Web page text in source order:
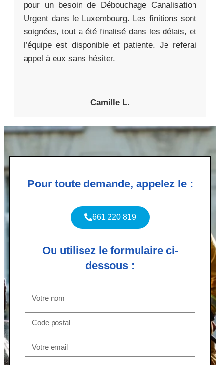
pour un besoin de Débouchage Canalisation
Urgent dans le Luxembourg. Les finitions sont
soignées, tout a été finalisé dans les délais, et
l’équipe est disponible et patiente. Je referai
appel à eux sans hésiter.
Camille L.
Pour toute demande, appelez le :
661 220 819
Ou utilisez le formulaire ci-
dessous :